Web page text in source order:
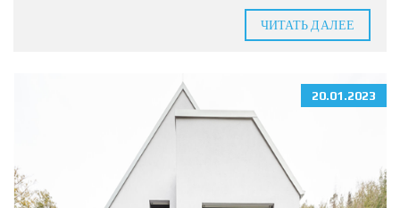
ЧИТАТЬ ДАЛЕЕ
20.01.2023